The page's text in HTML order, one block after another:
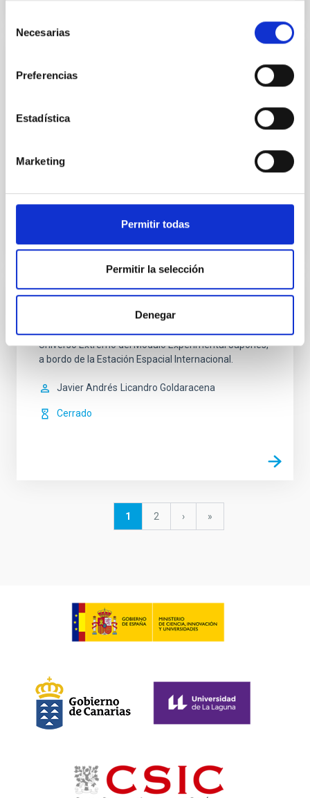
Necesarias
Preferencias
Estadística
Marketing
Permitir todas
Permitir la selección
Denegar
instrumentos posfocales del experimento en globo
SUNRISE. Tras el éxito de los dos primeros SUNRISE,
se está desarrollando SUNRISE 3, en el que también
participa el IAC.
En ejecución
Universo Extremo del Módulo Experimental Japonés,
a bordo de la Estación Espacial Internacional.
Javier Andrés Licandro Goldaracena
Cerrado
Página
1 Página
2
Siguiente
›
última
»